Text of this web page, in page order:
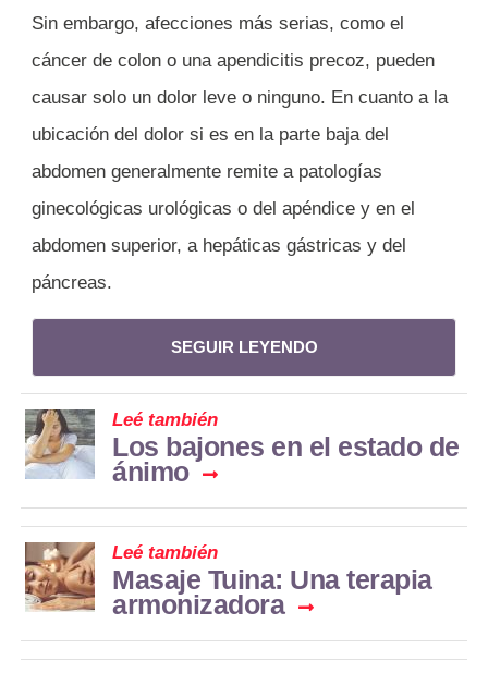
Sin embargo, afecciones más serias, como el
cáncer de colon o una apendicitis precoz, pueden
causar solo un dolor leve o ninguno. En cuanto a la
ubicación del dolor si es en la parte baja del
abdomen generalmente remite a patologías
ginecológicas urológicas o del apéndice y en el
abdomen superior, a hepáticas gástricas y del
páncreas.
SEGUIR LEYENDO
Leé también
Los bajones en el estado de
ánimo
Leé también
Masaje Tuina: Una terapia
armonizadora